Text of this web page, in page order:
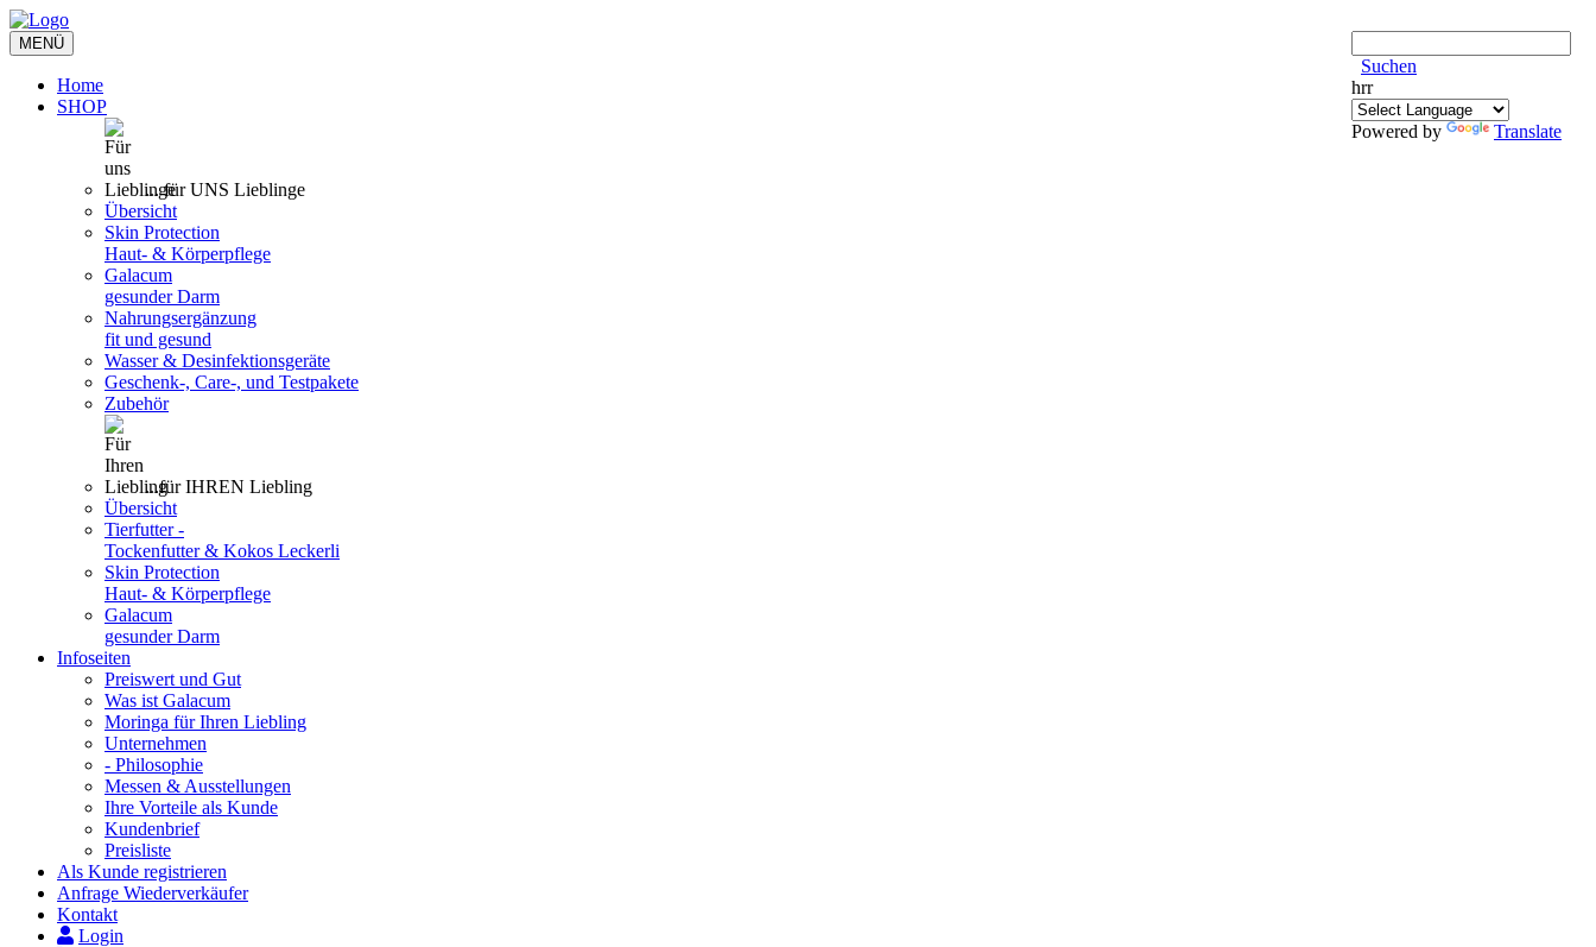
Suchen
hrr
Powered by Translate
Toggle
navigation
MENÜ
Home
SHOP
... für UNS Lieblinge
Übersicht
Skin Protection
Haut- & Körperpflege
Galacum
gesunder Darm
Nahrungsergänzung
fit und gesund
Wasser & Desinfektionsgeräte
Geschenk-, Care-, und Testpakete
Zubehör
...für IHREN Liebling
Übersicht
Tierfutter -
Tockenfutter & Kokos Leckerli
Skin Protection
Haut- & Körperpflege
Galacum
gesunder Darm
Infoseiten
Preiswert und Gut
Was ist Galacum
Moringa für Ihren Liebling
Unternehmen
- Philosophie
Messen & Ausstellungen
Ihre Vorteile als Kunde
Kundenbrief
Preisliste
Als Kunde registrieren
Anfrage Wiederverkäufer
Kontakt
Login